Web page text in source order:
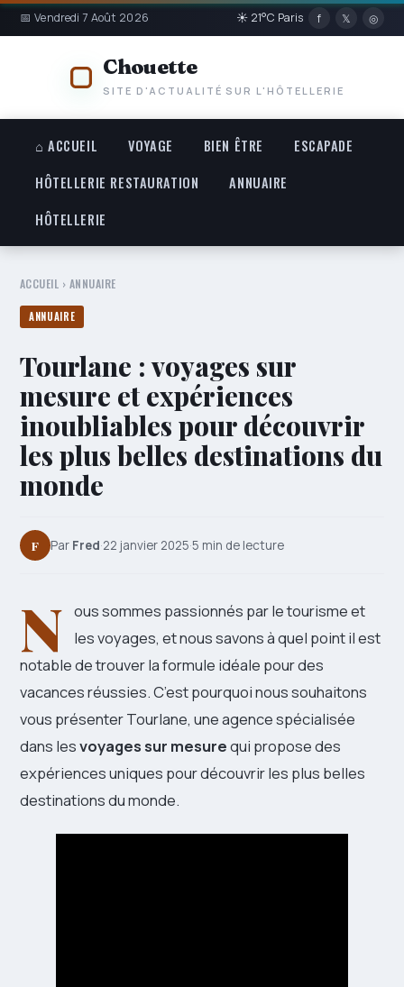
📅 Vendredi 7 Août 2026 ☀ 21°C Paris f 𝕏 ◎
Chouette
SITE D'ACTUALITÉ SUR L'HÔTELLERIE
⌂ ACCUEIL VOYAGE BIEN ÊTRE
ESCAPADE
HÔTELLERIE RESTAURATION
ANNUAIRE
HÔTELLERIE
ACCUEIL › ANNUAIRE
ANNUAIRE
Tourlane : voyages sur
mesure et expériences
inoubliables pour découvrir
les plus belles destinations du
monde
F Par Fred·22 janvier 2025·5 min de lecture
N ous sommes passionnés par le tourisme et
les voyages, et nous savons à quel point il est
notable de trouver la formule idéale pour des
vacances réussies. C’est pourquoi nous souhaitons
vous présenter Tourlane, une agence spécialisée
dans lesvoyages sur mesurequi propose des
expériences uniques pour découvrir les plus belles
destinations du monde.